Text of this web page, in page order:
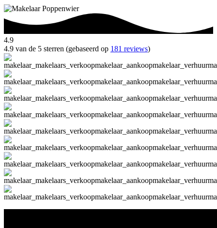
4.9
4.9 van de 5 sterren (gebaseerd op 181 reviews)